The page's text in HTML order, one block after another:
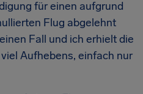
für einen aufgrund
Flug abgelehnt
Fall und ich erhielt die
Aufhebens, einfach nur